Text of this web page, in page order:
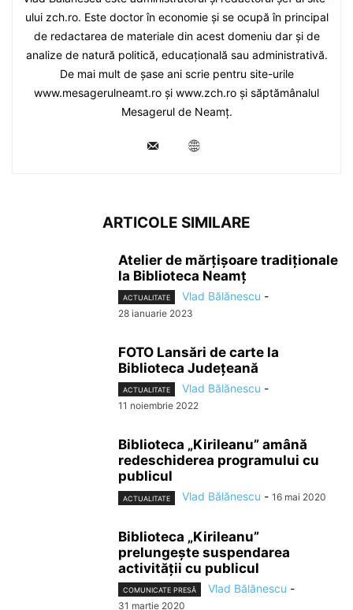
ului zch.ro. Este doctor în economie și se ocupă în principal
de redactarea de materiale din acest domeniu dar și de
analize de natură politică, educațională sau administrativă.
De mai mult de șase ani scrie pentru site-urile
www.mesagerulneamt.ro și www.zch.ro și săptămânalul
Mesagerul de Neamț.
ARTICOLE SIMILARE
Atelier de mărțișoare tradiționale
la Biblioteca Neamț
ACTUALITATE Vlad Bălănescu -
28 ianuarie 2023
FOTO Lansări de carte la
Biblioteca Județeană
ACTUALITATE Vlad Bălănescu -
11 noiembrie 2022
Biblioteca „Kirileanu” amână
redeschiderea programului cu
publicul
ACTUALITATE Vlad Bălănescu - 16 mai 2020
Biblioteca „Kirileanu”
prelungește suspendarea
activității cu publicul
COMUNICATE PRESĂ Vlad Bălănescu -
31 martie 2020